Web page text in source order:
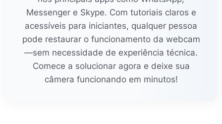
Messenger e Skype. Com tutoriais claros e
acessíveis para iniciantes, qualquer pessoa
pode restaurar o funcionamento da webcam
—sem necessidade de experiência técnica.
Comece a solucionar agora e deixe sua
câmera funcionando em minutos!